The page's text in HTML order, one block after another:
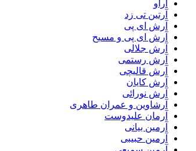
آراو
آرتین تی زد
آرش ای پی
آرش ای پی و مسیح
آرش جلالی
آرش رستمی
آرش قالیچی
آرش کایان
آرش نورائی
آرشاوین و عمران طاهری
آرمان علیدوست
آرمین بیانی
آرمین حبیبی